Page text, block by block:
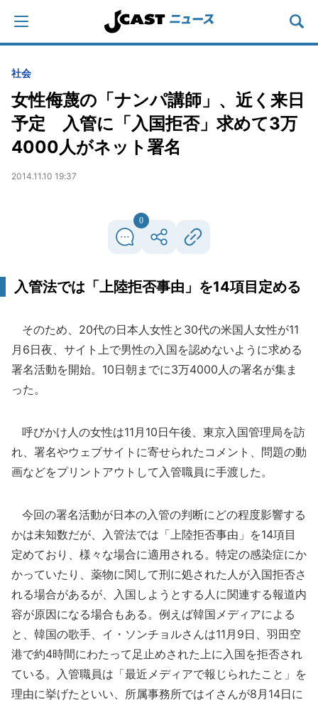
社会
女性侮蔑の「ナンパ講師」、近く来日
予定 入管に「入国拒否」求めて3万
4000人がネット署名
2014.11.10 19:37
0
入管法では「上陸拒否事由」を14項目定める
そのため、20代の日本人女性と30代の米国人女性が11
月6日夜、サイト上で男性の入国を認めないように求める
署名活動を開始。10日朝までに3万4000人の署名が集ま
った。
呼びかけ人の女性は11月10日午後、東京入国管理局を訪
れ、署名やウェブサイトに寄せられたコメント、問題の動
画などをプリントアウトして入管職員に手渡した。
今回の署名活動が日本の入管の判断にどの程度影響する
かは未知数だが、入管法では「上陸拒否事由」を14項目
定めており、様々な場合に適用される。特定の感染症にか
かっていたり、薬物に関して刑に処された人が入国拒否さ
れる場合があるが、入国しようとする人に関連する報道内
容が原因になる場合もある。例えば韓国メディアによる
と、韓国の歌手、イ・ソンチョルさんは11月9日、羽田空
港で約4時間にわたって足止めされた上に入国を拒否され
ている。入管職員は「最近メディアで報じられたこと」を
理由に挙げたといい、所属事務所ではイさんが8月14日に